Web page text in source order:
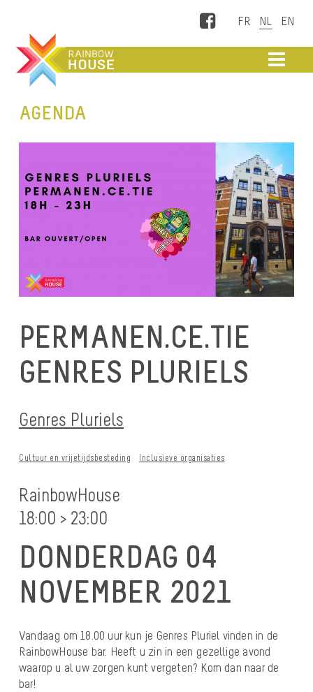
Facebook
AGENDA
PERMANEN.CE.TIE
GENRES PLURIELS
Genres Pluriels
Cultuur en vrijetijdsbesteding Inclusieve organisaties
RainbowHouse
18:00 > 23:00
DONDERDAG 04
NOVEMBER 2021
Vandaag om 18.00 uur kun je Genres Pluriel vinden in de
RainbowHouse bar. Heeft u zin in een gezellige avond
waarop u al uw zorgen kunt vergeten? Kom dan naar de
bar!